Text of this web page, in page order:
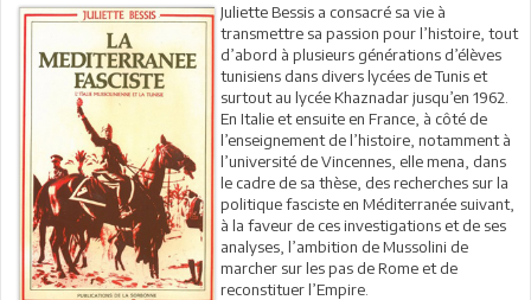
Juliette Bessis a consacré sa vie à
transmettre sa passion pour l’histoire, tout
d’abord à plusieurs générations d’élèves
tunisiens dans divers lycées de Tunis et
surtout au lycée Khaznadar jusqu’en 1962.
En Italie et ensuite en France, à côté de
l’enseignement de l’histoire, notamment à
l’université de Vincennes, elle mena, dans
le cadre de sa thèse, des recherches sur la
politique fasciste en Méditerranée suivant,
à la faveur de ces investigations et de ses
analyses, l’ambition de Mussolini de
marcher sur les pas de Rome et de
reconstituer l’Empire.